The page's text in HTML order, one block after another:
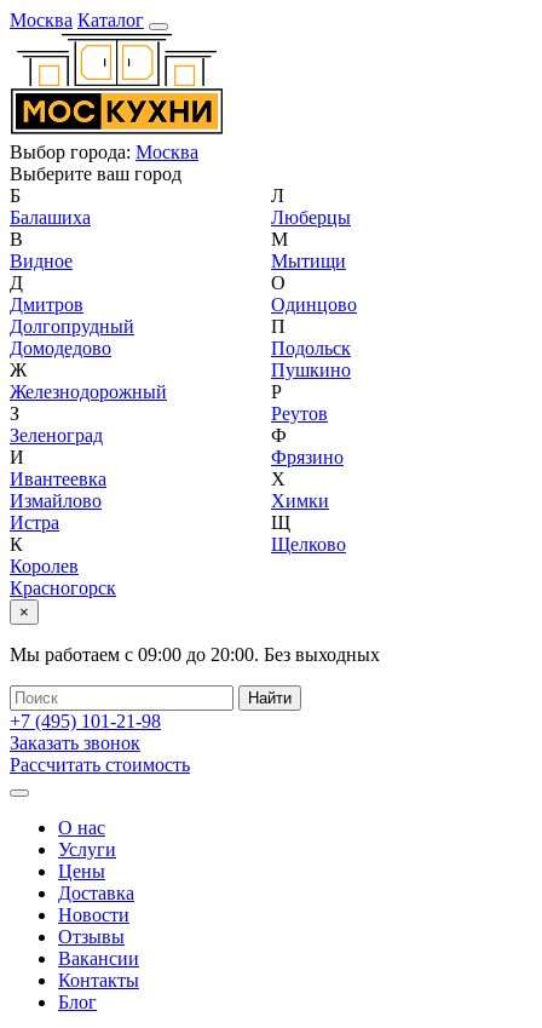
Москва Каталог
Выбор города: Москва
Выберите ваш город
Б
Балашиха
В
Видное
Д
Дмитров
Долгопрудный
Домодедово
Ж
Железнодорожный
З
Зеленоград
И
Ивантеевка
Измайлово
Истра
К
Королев
Красногорск
Л
Люберцы
М
Мытищи
О
Одинцово
П
Подольск
Пушкино
Р
Реутов
Ф
Фрязино
Х
Химки
Щ
Щелково
×
Мы работаем с 09:00 до 20:00. Без выходных
+7 (495) 101-21-98
Заказать звонок
Рассчитать стоимость
О нас
Услуги
Цены
Доставка
Новости
Отзывы
Вакансии
Контакты
Блог